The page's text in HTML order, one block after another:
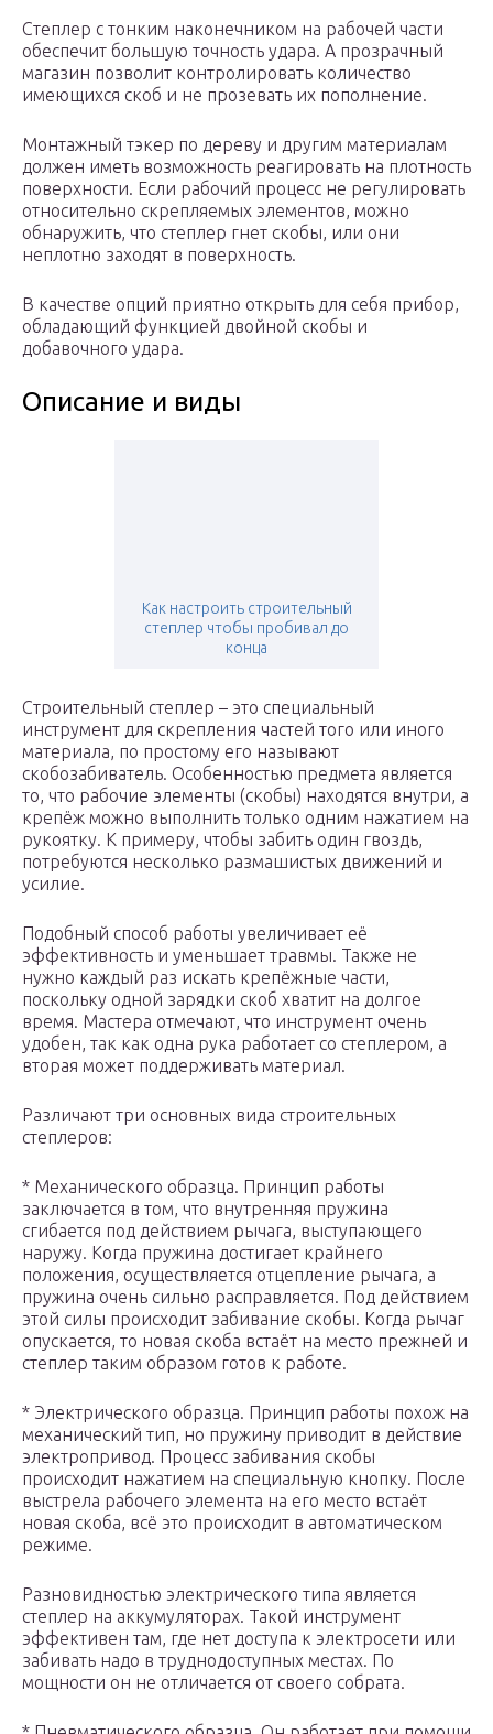
Степлер с тонким наконечником на рабочей части
обеспечит большую точность удара. А прозрачный
магазин позволит контролировать количество
имеющихся скоб и не прозевать их пополнение.
Монтажный тэкер по дереву и другим материалам
должен иметь возможность реагировать на плотность
поверхности. Если рабочий процесс не регулировать
относительно скрепляемых элементов, можно
обнаружить, что степлер гнет скобы, или они
неплотно заходят в поверхность.
В качестве опций приятно открыть для себя прибор,
обладающий функцией двойной скобы и
добавочного удара.
Описание и виды
Как настроить строительный
степлер чтобы пробивал до
конца
Строительный степлер – это специальный
инструмент для скрепления частей того или иного
материала, по простому его называют
скобозабиватель. Особенностью предмета является
то, что рабочие элементы (скобы) находятся внутри, а
крепёж можно выполнить только одним нажатием на
рукоятку. К примеру, чтобы забить один гвоздь,
потребуются несколько размашистых движений и
усилие.
Подобный способ работы увеличивает её
эффективность и уменьшает травмы. Также не
нужно каждый раз искать крепёжные части,
поскольку одной зарядки скоб хватит на долгое
время. Мастера отмечают, что инструмент очень
удобен, так как одна рука работает со степлером, а
вторая может поддерживать материал.
Различают три основных вида строительных
степлеров:
* Механического образца. Принцип работы
заключается в том, что внутренняя пружина
сгибается под действием рычага, выступающего
наружу. Когда пружина достигает крайнего
положения, осуществляется отцепление рычага, а
пружина очень сильно расправляется. Под действием
этой силы происходит забивание скобы. Когда рычаг
опускается, то новая скоба встаёт на место прежней и
степлер таким образом готов к работе.
* Электрического образца. Принцип работы похож на
механический тип, но пружину приводит в действие
электропривод. Процесс забивания скобы
происходит нажатием на специальную кнопку. После
выстрела рабочего элемента на его место встаёт
новая скоба, всё это происходит в автоматическом
режиме.
Разновидностью электрического типа является
степлер на аккумуляторах. Такой инструмент
эффективен там, где нет доступа к электросети или
забивать надо в труднодоступных местах. По
мощности он не отличается от своего собрата.